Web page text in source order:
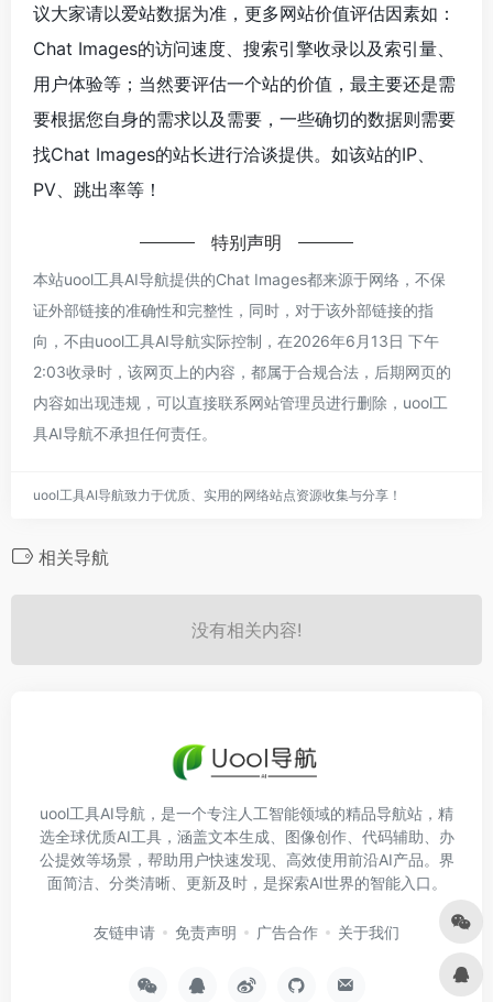
议大家请以爱站数据为准，更多网站价值评估因素如：
Chat Images的访问速度、搜索引擎收录以及索引量、
用户体验等；当然要评估一个站的价值，最主要还是需
要根据您自身的需求以及需要，一些确切的数据则需要
找Chat Images的站长进行洽谈提供。如该站的IP、
PV、跳出率等！
特别声明
本站uool工具AI导航提供的Chat Images都来源于网络，不保
证外部链接的准确性和完整性，同时，对于该外部链接的指
向，不由uool工具AI导航实际控制，在2026年6月13日 下午
2:03收录时，该网页上的内容，都属于合规合法，后期网页的
内容如出现违规，可以直接联系网站管理员进行删除，uool工
具AI导航不承担任何责任。
uool工具AI导航致力于优质、实用的网络站点资源收集与分享！
相关导航
没有相关内容!
uool工具AI导航，是一个专注人工智能领域的精品导航站，精
选全球优质AI工具，涵盖文本生成、图像创作、代码辅助、办
公提效等场景，帮助用户快速发现、高效使用前沿AI产品。界
面简洁、分类清晰、更新及时，是探索AI世界的智能入口。
友链申请 免责声明 广告合作 关于我们